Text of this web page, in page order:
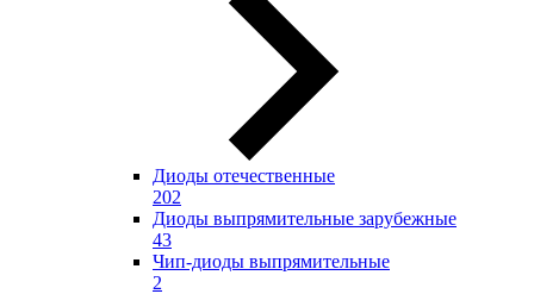
Диоды отечественные
202
Диоды выпрямительные зарубежные
43
Чип-диоды выпрямительные
2